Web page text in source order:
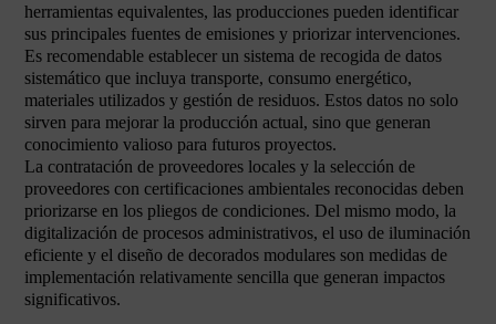
herramientas equivalentes, las producciones pueden identificar
sus principales fuentes de emisiones y priorizar intervenciones.
Es recomendable establecer un sistema de recogida de datos
sistemático que incluya transporte, consumo energético,
materiales utilizados y gestión de residuos. Estos datos no solo
sirven para mejorar la producción actual, sino que generan
conocimiento valioso para futuros proyectos.
La contratación de proveedores locales y la selección de
proveedores con certificaciones ambientales reconocidas deben
priorizarse en los pliegos de condiciones. Del mismo modo, la
digitalización de procesos administrativos, el uso de iluminación
eficiente y el diseño de decorados modulares son medidas de
implementación relativamente sencilla que generan impactos
significativos.